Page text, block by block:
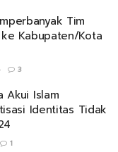
Tim
ke Kabupaten/Kota
3
Akui Islam
Identitas Tidak
1